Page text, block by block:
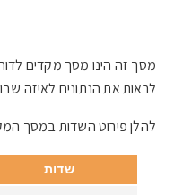
מסך זה הינו מסך מקדים
לראות את הנתונים לאיזה
להלן פירוט השדות במסך
שדות